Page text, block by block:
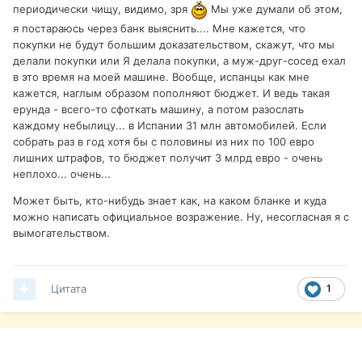
периодически чищу, видимо, зря
Мы уже думали об этом,
я постараюсь через банк выяснить.... Мне кажется, что
покупки не будут большим доказательством, скажут, что мы
делали покупки или Я делала покупки, а муж-друг-сосед ехал
в это время на моей машине. Вообще, испанцы как мне
кажется, наглым образом пополняют бюджет. И ведь такая
ерунда - всего-то сфоткать машину, а потом разослать
каждому небылицу... в Испании 31 млн автомобилей. Если
собрать раз в год хотя бы с половины из них по 100 евро
лишних штрафов, то бюджет получит 3 млрд евро - очень
неплохо... очень...
Может быть, кто-нибудь знает как, на каком бланке и куда
можно написать официальное возражение. Ну, несогласная я с
вымогательством.
1
Цитата